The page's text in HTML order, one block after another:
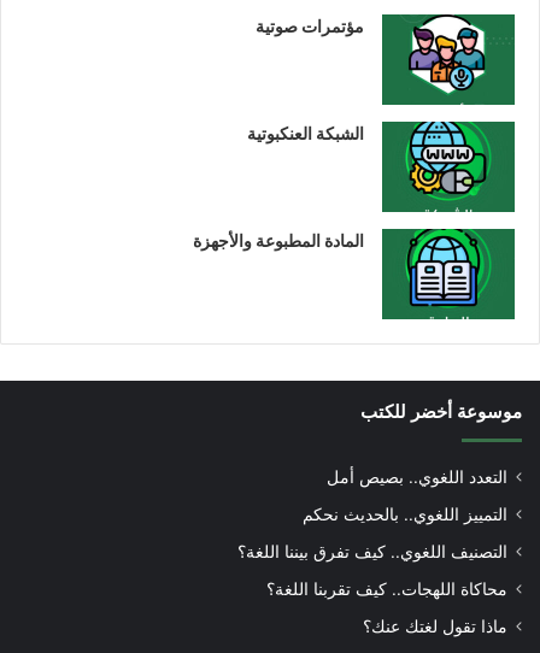
مؤتمرات صوتية
الشبكة العنكبوتية
المادة المطبوعة والأجهزة
موسوعة أخضر للكتب
التعدد اللغوي.. بصيص أمل
التمييز اللغوي.. بالحديث نحكم
التصنيف اللغوي.. كيف تفرق بيننا اللغة؟
محاكاة اللهجات.. كيف تقربنا اللغة؟
ماذا تقول لغتك عنك؟